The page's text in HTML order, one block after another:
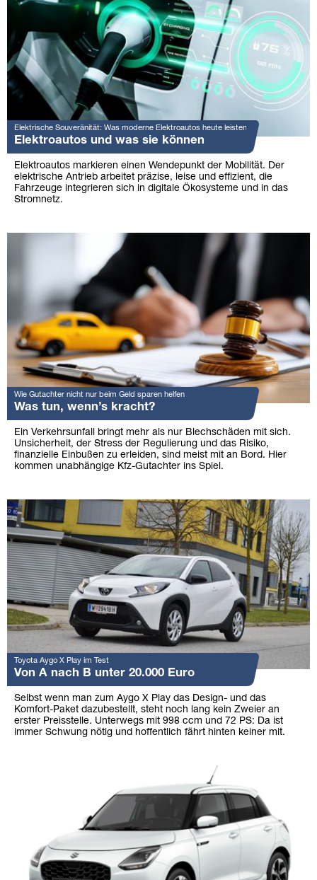
Elektrische Souveränität: Was moderne Elektroautos heute leisten
Elektroautos und was sie können
Elektroautos markieren einen Wendepunkt der Mobilität. Der
elektrische Antrieb arbeitet präzise, leise und effizient, die
Fahrzeuge integrieren sich in digitale Ökosysteme und in das
Stromnetz.
Wie Gutachter nicht nur beim Geld sparen helfen
Was tun, wenn’s kracht?
Ein Verkehrsunfall bringt mehr als nur Blechschäden mit sich.
Unsicherheit, der Stress der Regulierung und das Risiko,
finanzielle Einbußen zu erleiden, sind meist mit an Bord. Hier
kommen unabhängige Kfz-Gutachter ins Spiel.
Toyota Aygo X Play im Test
Von A nach B unter 20.000 Euro
Selbst wenn man zum Aygo X Play das Design- und das
Komfort-Paket dazubestellt, steht noch lang kein Zweier an
erster Preisstelle. Unterwegs mit 998 ccm und 72 PS: Da ist
immer Schwung nötig und hoffentlich fährt hinten keiner mit.